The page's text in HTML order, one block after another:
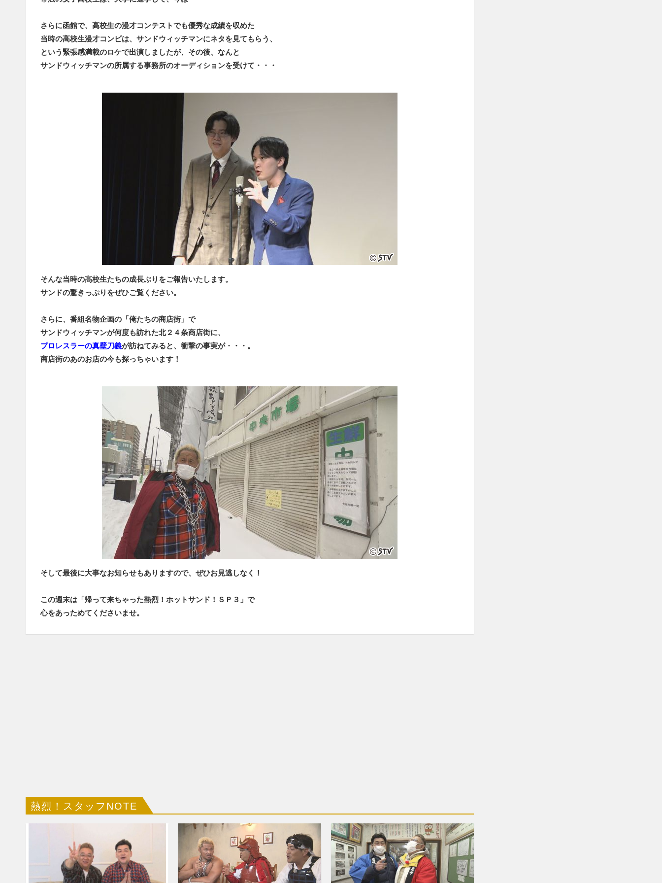
さらに函館で、高校生の漫才コンテストでも優秀な成績を収めた
当時の高校生漫才コンビは、サンドウィッチマンにネタを見てもらう、
という緊張感満載のロケで出演しましたが、その後、なんと
サンドウィッチマンの所属する事務所のオーディションを受けて・・・
そんな当時の高校生たちの成長ぶりをご報告いたします。
サンドの驚きっぷりをぜひご覧ください。
さらに、番組名物企画の「俺たちの商店街」で
サンドウィッチマンが何度も訪れた北２４条商店街に、
プロレスラーの真壁刀義が訪ねてみると、衝撃の事実が・・・。
商店街のあのお店の今も探っちゃいます！
そして最後に大事なお知らせもありますので、ぜひお見逃しなく！
この週末は「帰って来ちゃった熱烈！ホットサンド！ＳＰ３」で
心をあっためてくださいませ。
熱烈！スタッフNOTE